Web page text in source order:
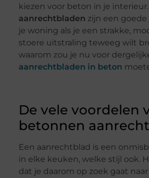
kiezen voor beton in je interieur.
aanrechtbladen zijn een
je woning als je een strakke,
stoere uitstraling teweeg wilt
waarom zou je nu voor
aanrechtbladen in beton
De vele voordelen
betonnen
Een aanrechtblad is een
in elke keuken, welke stijl ook.
dat je daarom op zoek gaat